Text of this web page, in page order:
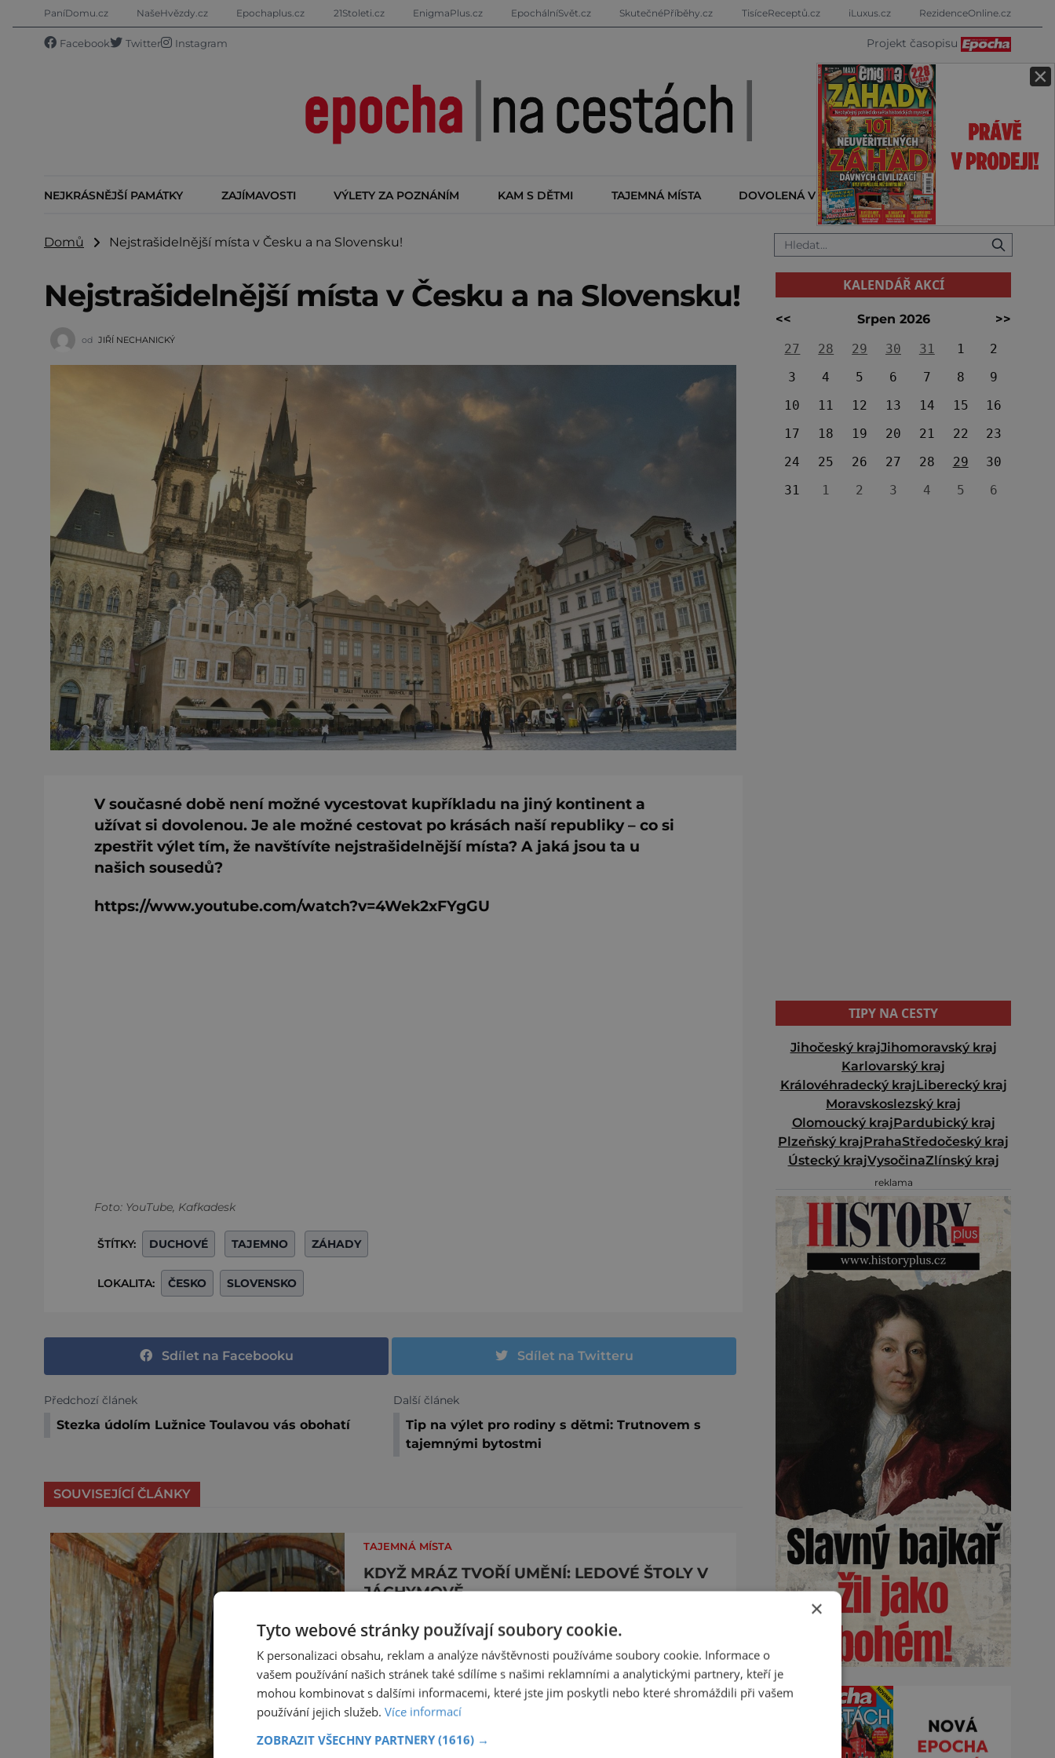
×
PaníDomu.cz NašeHvězdy.cz Epochaplus.cz 21Stoleti.cz EnigmaPlus.cz EpochálníSvět.cz SkutečnéPříběhy.cz TisíceReceptů.cz iLuxus.cz RezidenceOnline.cz
Facebook Twitter Instagram Projekt časopisu
NEJKRÁSNĚJŠÍ PAMÁTKY ZAJÍMAVOSTI VÝLETY ZA POZNÁNÍM KAM S DĚTMI TAJEMNÁ MÍSTA DOVOLENÁ V ZAHRANIČÍ KALENDÁŘ AKCÍ
Domů Nejstrašidelnější místa v Česku a na Slovensku!
Nejstrašidelnější místa v Česku a na Slovensku!
od JIŘÍ NECHANICKÝ
V současné době není možné vycestovat kupříkladu na jiný kontinent a
užívat si dovolenou. Je ale možné cestovat po krásách naší republiky – co si
zpestřit výlet tím, že navštívíte nejstrašidelnější místa? A jaká jsou ta u
našich sousedů?
https://www.youtube.com/watch?v=4Wek2xFYgGU
Foto: YouTube, Kafkadesk
ŠTÍTKY: DUCHOVÉ TAJEMNO ZÁHADY
LOKALITA: ČESKO SLOVENSKO
Sdílet na Facebooku Sdílet na Twitteru
Předchozí článek
Stezka údolím Lužnice Toulavou vás obohatí
Další článek
Tip na výlet pro rodiny s dětmi: Trutnovem s
tajemnými bytostmi
SOUVISEJÍCÍ ČLÁNKY
TAJEMNÁ MÍSTA
KDYŽ MRÁZ TVOŘÍ UMĚNÍ: LEDOVÉ ŠTOLY V
JÁCHYMOVĚ
zimu neobyčejná podívaná. Mrazivý vzduch a
kapající voda zde vytvářejí fascinující ledové útvary
připomínající křišťálové sochy. Toto jedinečné
„ledové království“ však s příchodem jara rychle
mizí – a zůstávají po něm jen fotografie a
zobrazit více >>
KALENDÁŘ AKCÍ
<< Srpen 2026
>>
27
28 29 30 31 1
2
3
4 5 6 7 8
9
10
11 12 13 14 15
16
17
18 19 20 21 22
23
24
25 26 27 28 29
30
31
1 2 3 4 5 6
TIPY NA CESTY
Jihočeský krajJihomoravský kraj
Karlovarský kraj
Královéhradecký krajLiberecký kraj
Moravskoslezský kraj
Olomoucký krajPardubický kraj
Plzeňský krajPrahaStředočeský kraj
Ústecký krajVysočinaZlínský kraj
reklama
×
Tyto webové stránky používají soubory cookie.
K personalizaci obsahu, reklam a analýze návštěvnosti používáme soubory cookie. Informace o
vašem používání našich stránek také sdílíme s našimi reklamními a analytickými partnery, kteří je
mohou kombinovat s dalšími informacemi, které jste jim poskytli nebo které shromáždili při vašem
používání jejich služeb. Více informací
ZOBRAZIT VŠECHNY PARTNERY (1616) →